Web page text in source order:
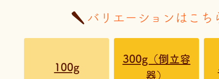
バリエーションはこち
100g
300g（倒立容
器）